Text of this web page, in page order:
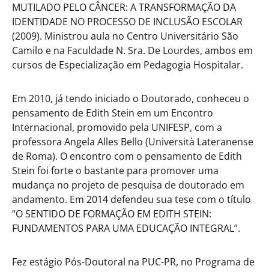
MUTILADO PELO CÂNCER: A TRANSFORMAÇÃO DA
IDENTIDADE NO PROCESSO DE INCLUSÃO ESCOLAR
(2009). Ministrou aula no Centro Universitário São
Camilo e na Faculdade N. Sra. De Lourdes, ambos em
cursos de Especialização em Pedagogia Hospitalar.
Em 2010, já tendo iniciado o Doutorado, conheceu o
pensamento de Edith Stein em um Encontro
Internacional, promovido pela UNIFESP, com a
professora Angela Alles Bello (Università Lateranense
de Roma). O encontro com o pensamento de Edith
Stein foi forte o bastante para promover uma
mudança no projeto de pesquisa de doutorado em
andamento. Em 2014 defendeu sua tese com o título
“O SENTIDO DE FORMAÇÃO EM EDITH STEIN:
FUNDAMENTOS PARA UMA EDUCAÇÃO INTEGRAL”.
Fez estágio Pós-Doutoral na PUC-PR, no Programa de